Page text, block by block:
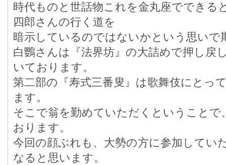
時代ものと世話物これを金丸座でできる
四郎さんの行く道を
暗示しているのではないかという思いで
白鸚さんは『法界坊』の大詰めで押し戻
いております。
第二部の『寿式三番叟』は歌舞伎にとっ
ます。
そこで翁を勤めていただくということ
おります。
今回の顔ぶれも、大勢の方に参加してい
なると思います。